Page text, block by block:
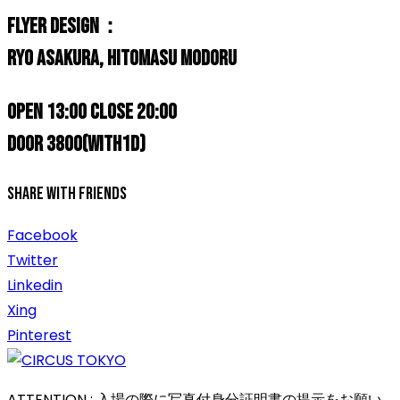
FLYER DESIGN：
Ryo Asakura, Hitomasu Modoru
OPEN 13:00 CLOSE 20:00
DOOR 3800(with1D)
Share With Friends
Facebook
Twitter
Linkedin
Xing
Pinterest